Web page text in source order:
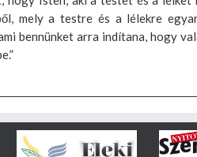
mely a testre és a lélekre
bennünket arra indítana, hogy